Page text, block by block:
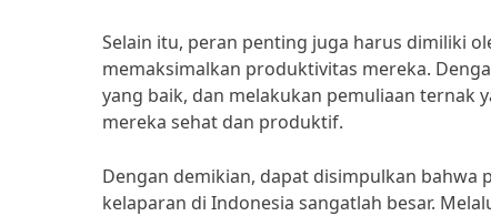
Selain itu, peran penting juga harus dimiliki
memaksimalkan produktivitas mereka.
yang baik, dan melakukan pemuliaan ternak
mereka sehat dan produktif.
Dengan demikian, dapat disimpulkan
kelaparan di Indonesia sangatlah besar.